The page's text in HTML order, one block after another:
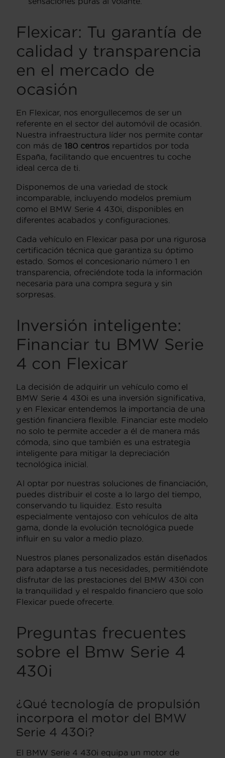
Flexicar: Tu garantía de
calidad y transparencia
en el mercado de
ocasión
En Flexicar, nos enorgullecemos de ser un
referente en el sector del automóvil de ocasión.
Nuestra infraestructura líder nos permite contar
con más de 180 centros repartidos por toda
España, facilitando que encuentres tu coche
ideal cerca de ti.
Disponemos de una variedad de stock
incomparable, incluyendo modelos premium
como el BMW Serie 4 430i, disponibles en
diferentes acabados y configuraciones.
Cada vehículo en Flexicar pasa por una rigurosa
certificación técnica que garantiza su óptimo
estado. Somos el concesionario número 1 en
transparencia, ofreciéndote toda la información
necesaria para una compra segura y sin
sorpresas.
Inversión inteligente:
Financiar tu BMW Serie
4 con Flexicar
La decisión de adquirir un vehículo como el
BMW Serie 4 430i es una inversión significativa,
y en Flexicar entendemos la importancia de una
gestión financiera flexible. Financiar este modelo
no solo te permite acceder a él de manera más
cómoda, sino que también es una estrategia
inteligente para mitigar la depreciación
tecnológica inicial.
Al optar por nuestras soluciones de financiación,
puedes distribuir el coste a lo largo del tiempo,
conservando tu liquidez. Esto resulta
especialmente ventajoso con vehículos de alta
gama, donde la evolución tecnológica puede
influir en su valor a medio plazo.
Nuestros planes personalizados están diseñados
para adaptarse a tus necesidades, permitiéndote
disfrutar de las prestaciones del BMW 430i con
la tranquilidad y el respaldo financiero que solo
Flexicar puede ofrecerte.
Preguntas frecuentes
sobre el Bmw Serie 4
430i
¿Qué tecnología de propulsión
incorpora el motor del BMW
Serie 4 430i?
El BMW Serie 4 430i equipa un motor de